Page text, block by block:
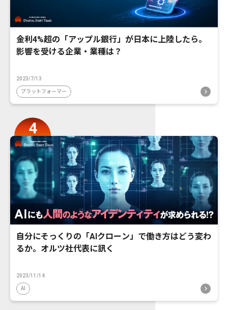
金利4%超の「アップル銀行」が日本に上陸したら。
影響を受ける企業・業種は？
2023/7/13
プラットフォーマー
自分にそっくりの「AIクローン」で働き方はどう変わ
るか。オルツ社代表に訊く
2023/11/14
AI